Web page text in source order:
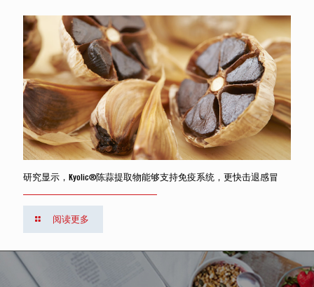
研究显示，Kyolic®陈蒜提取物能够支持免疫系统，更快击退感冒
阅读更多